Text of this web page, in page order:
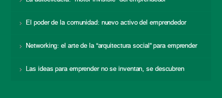
El poder de la comunidad: nuevo activo del emprendedor
Networking: el arte de la “arquitectura social” para emprender
Las ideas para emprender no se inventan, se descubren